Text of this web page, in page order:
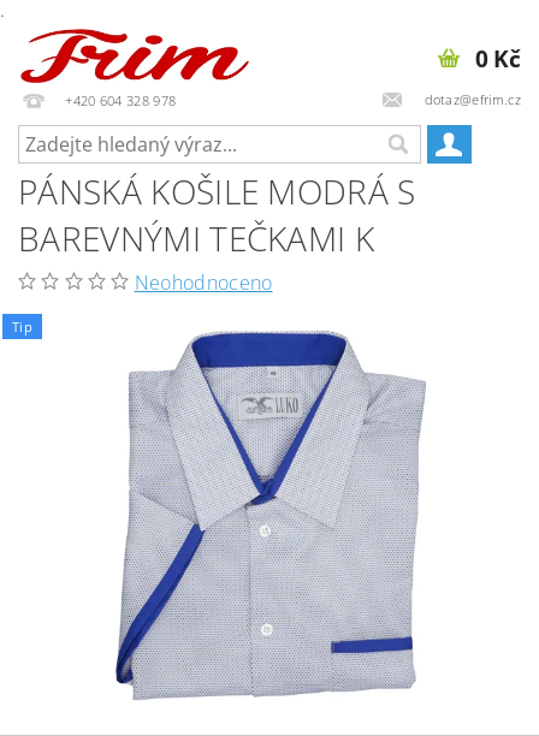
.
+420 604 328 978 dotaz@efrim.cz
0 Kč
PÁNSKÁ KOŠILE MODRÁ S
BAREVNÝMI TEČKAMI K
Neohodnoceno
Tip